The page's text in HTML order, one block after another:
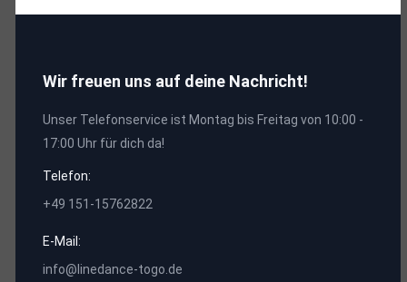
Wir freuen uns auf deine Nachricht!
Unser Telefonservice ist Montag bis Freitag von 10:00 -
17:00 Uhr für dich da!
Telefon:
+49 151-15762822
E-Mail:
info@linedance-togo.de